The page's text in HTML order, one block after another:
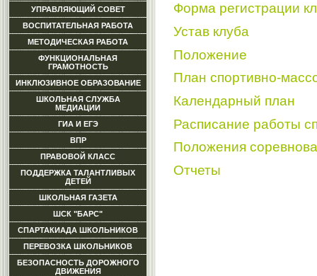
УПРАВЛЯЮЩИЙ СОВЕТ
ВОСПИТАТЕЛЬНАЯ РАБОТА
МЕТОДИЧЕСКАЯ РАБОТА
ФУНКЦИОНАЛЬНАЯ
ГРАМОТНОСТЬ
ИНКЛЮЗИВНОЕ ОБРАЗОВАНИЕ
ШКОЛЬНАЯ СЛУЖБА
МЕДИАЦИИ
ГИА И ЕГЭ
ВПР
ПРАВОВОЙ КЛАСС
ПОДДЕРЖКА ТАЛАНТЛИВЫХ
ДЕТЕЙ
ШКОЛЬНАЯ ГАЗЕТА
ШСК "БАРС"
СПАРТАКИАДА ШКОЛЬНИКОВ
ПЕРЕВОЗКА ШКОЛЬНИКОВ
БЕЗОПАСНОСТЬ ДОРОЖНОГО
ДВИЖЕНИЯ
Форма регистрации
Устав клуба
Положение
План спортивно-
Календарный план
Расписание работы
Положения
Отчеты